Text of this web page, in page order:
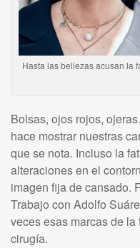
Hasta las bellezas acusan la
Bolsas, ojos rojos,
hace mostrar nuestras
que se nota. Incluso la
alteraciones en el
imagen fija de cansado.
Trabajo con Adolfo
veces esas marcas de
cirugía.